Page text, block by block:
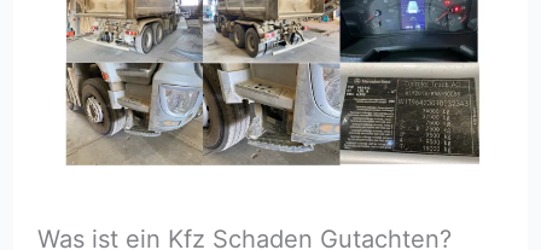
Was ist ein Kfz Schaden Gutachten?